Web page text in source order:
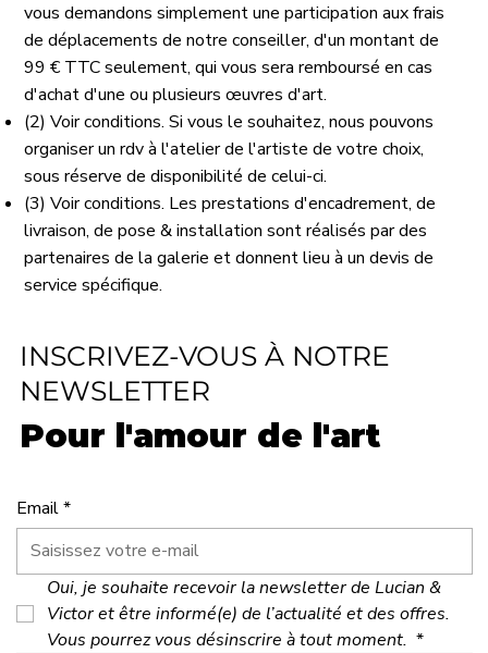
vous demandons simplement une participation aux frais
de déplacements de notre conseiller, d'un montant de
99 € TTC seulement, qui vous sera remboursé en cas
d'achat d'une ou plusieurs œuvres d'art.
(2) Voir conditions. Si vous le souhaitez, nous pouvons
organiser un rdv à l'atelier de l'artiste de votre choix,
sous réserve de disponibilité de celui-ci.
(3) Voir conditions. Les prestations d'encadrement, de
livraison, de pose & installation sont réalisés par des
partenaires de la galerie et donnent lieu à un devis de
service spécifique.
Email*
Oui, je souhaite recevoir la newsletter de Lucian &
Victor et être informé(e) de l’actualité et des offres.
Vous pourrez vous désinscrire à tout moment. *
INSCRIVEZ-VOUS À NOTRE
NEWSLETTER
Pour l'amour de l'art